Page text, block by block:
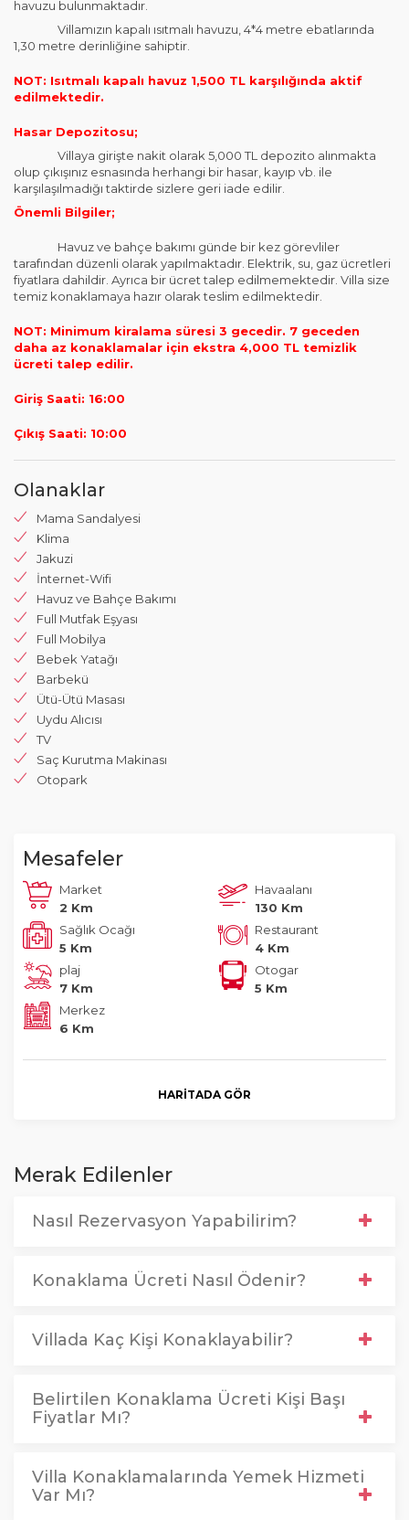
havuzu bulunmaktadır.
Villamızın kapalı ısıtmalı havuzu, 4*4 metre ebatlarında
1,30 metre derinliğine sahiptir.
NOT: Isıtmalı kapalı havuz 1,500 TL karşılığında aktif
edilmektedir.
Hasar Depozitosu;
Villaya girişte nakit olarak 5,000 TL depozito alınmakta
olup çıkışınız esnasında herhangi bir hasar, kayıp vb. ile
karşılaşılmadığı taktirde sizlere geri iade edilir.
Önemli Bilgiler;
Havuz ve bahçe bakımı günde bir kez görevliler
tarafından düzenli olarak yapılmaktadır. Elektrik, su, gaz ücretleri
fiyatlara dahildir. Ayrıca bir ücret talep edilmemektedir. Villa size
temiz konaklamaya hazır olarak teslim edilmektedir.
NOT: Minimum kiralama süresi 3 gecedir. 7 geceden
daha az konaklamalar için ekstra 4,000 TL temizlik
ücreti talep edilir.
Giriş Saati: 16:00
Çıkış Saati: 10:00
Olanaklar
Mama Sandalyesi
Klima
Jakuzi
İnternet-Wifi
Havuz ve Bahçe Bakımı
Full Mutfak Eşyası
Full Mobilya
Bebek Yatağı
Barbekü
Ütü-Ütü Masası
Uydu Alıcısı
TV
Saç Kurutma Makinası
Otopark
Mesafeler
Market
2 Km
Havaalanı
130 Km
Sağlık Ocağı
5 Km
Restaurant
4 Km
plaj
7 Km
Otogar
5 Km
Merkez
6 Km
HARITADA GÖR
Merak Edilenler
Nasıl Rezervasyon Yapabilirim?
Konaklama Ücreti Nasıl Ödenir?
Villada Kaç Kişi Konaklayabilir?
Belirtilen Konaklama Ücreti Kişi Başı
Fiyatlar Mı?
Villa Konaklamalarında Yemek Hizmeti
Var Mı?